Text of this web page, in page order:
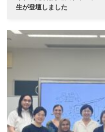
生が登壇しました